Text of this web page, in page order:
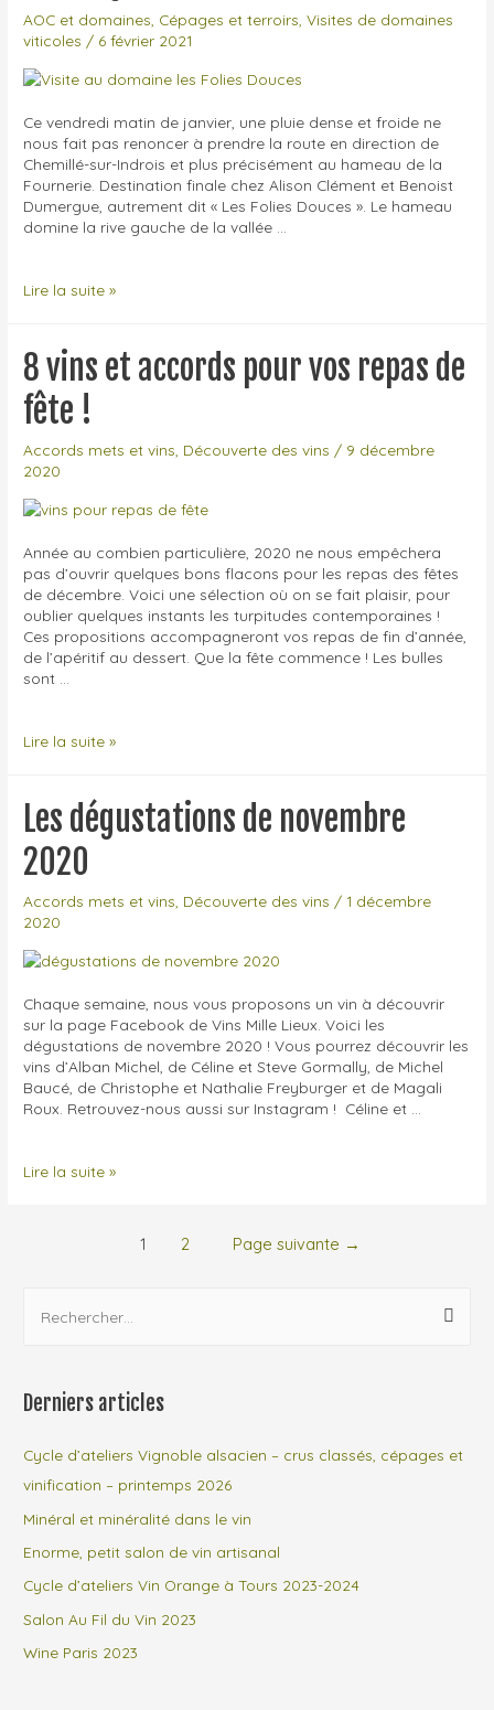
AOC et domaines Cépages et terroirs ,Visites de domaines
viticoles / 6 février 2021
Ce vendredi matin de janvier, une pluie dense et froide ne
nous fait pas renoncer à prendre la route en direction de
Chemillé-sur-Indrois et plus précisément au hameau de la
Fournerie. Destination finale chez Alison Clément et Benoist
Dumergue, autrement dit « Les Folies Douces ». Le hameau
domine la rive gauche de la vallée …
Visite
Les
Folies
Douces,
Alison
et
Benoist
Dumergue
(Indre-
Loire)
Lire la suite »
8 vins et accords pour vos repas de
fête !
Accords mets et vins Découverte des vins / 9 décembre
2020
Année au combien particulière, 2020 ne nous empêchera
pas d’ouvrir quelques bons flacons pour les repas des fêtes
de décembre. Voici une sélection où on se fait plaisir, pour
oublier quelques instants les turpitudes contemporaines !
Ces propositions accompagneront vos repas de fin d’année,
de l’apéritif au dessert. Que la fête commence ! Les bulles
sont …
8
accords
pour
vos
repas
fête
!
Lire la suite »
Les dégustations de novembre
2020
Accords mets et vins Découverte des vins /1 décembre
2020
Chaque semaine, nous vous proposons un vin à découvrir
sur la page Facebook de Vins Mille Lieux. Voici les
dégustations de novembre 2020 ! Vous pourrez découvrir les
vins d’Alban Michel, de Céline et Steve Gormally, de Michel
Baucé, de Christophe et Nathalie Freyburger et de Magali
Roux. Retrouvez-nous aussi sur Instagram ! Céline et …
Les
Lire la suite »
publications
1 2 Page suivante →
h
r
c
:
Derniers articles
Cycle d’ateliers Vignoble alsacien – crus classés, cépages et
vinification – printemps 2026
Minéral et minéralité dans le vin
Enorme, petit salon de vin artisanal
Cycle d’ateliers Vin Orange à Tours 2023-2024
Salon Au Fil du Vin 2023
Wine Paris 2023